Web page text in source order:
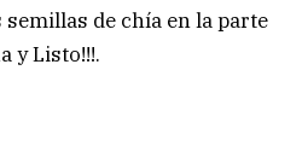
de chía en la parte
y Listo!!!.